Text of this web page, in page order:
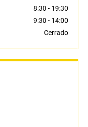
8:30 - 19:30
9:30 - 14:00
Cerrado